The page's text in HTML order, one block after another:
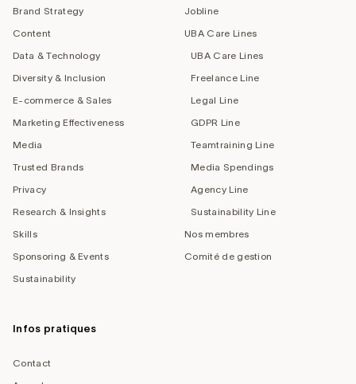
Brand Strategy
Content
Data & Technology
Diversity & Inclusion
E-commerce & Sales
Marketing Effectiveness
Media
Trusted Brands
Privacy
Research & Insights
Skills
Sponsoring & Events
Sustainability
Jobline
UBA Care Lines
UBA Care Lines
Freelance Line
Legal Line
GDPR Line
Teamtraining Line
Media Spendings
Agency Line
Sustainability Line
Nos membres
Comité de gestion
Infos pratiques
Contact